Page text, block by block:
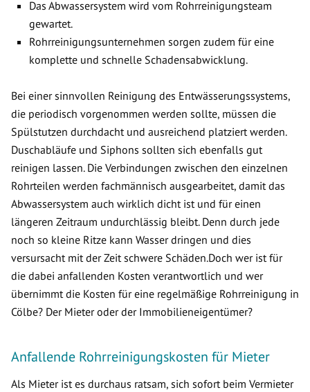
Das Abwassersystem wird vom Rohrreinigungsteam
gewartet.
Rohrreinigungsunternehmen sorgen zudem für eine
komplette und schnelle Schadensabwicklung.
Bei einer sinnvollen Reinigung des Entwässerungssystems,
die periodisch vorgenommen werden sollte, müssen die
Spülstutzen durchdacht und ausreichend platziert werden.
Duschabläufe und Siphons sollten sich ebenfalls gut
reinigen lassen. Die Verbindungen zwischen den einzelnen
Rohrteilen werden fachmännisch ausgearbeitet, damit das
Abwassersystem auch wirklich dicht ist und für einen
längeren Zeitraum undurchlässig bleibt. Denn durch jede
noch so kleine Ritze kann Wasser dringen und dies
versursacht mit der Zeit schwere Schäden.Doch wer ist für
die dabei anfallenden Kosten verantwortlich und wer
übernimmt die Kosten für eine regelmäßige Rohrreinigung in
Cölbe? Der Mieter oder der Immobilieneigentümer?
Anfallende Rohrreinigungskosten für Mieter
Als Mieter ist es durchaus ratsam, sich sofort beim Vermieter